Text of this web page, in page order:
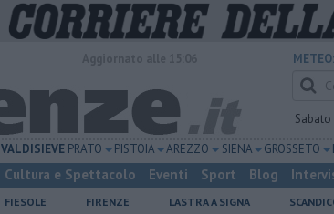
METEO:
Sabato
VALDISIEVE PRATO PISTOIA AREZZO SIENA GROSSETO
Cultura e Spettacolo Eventi Sport Blog
FIESOLE FIRENZE LASTRA A SIGNA